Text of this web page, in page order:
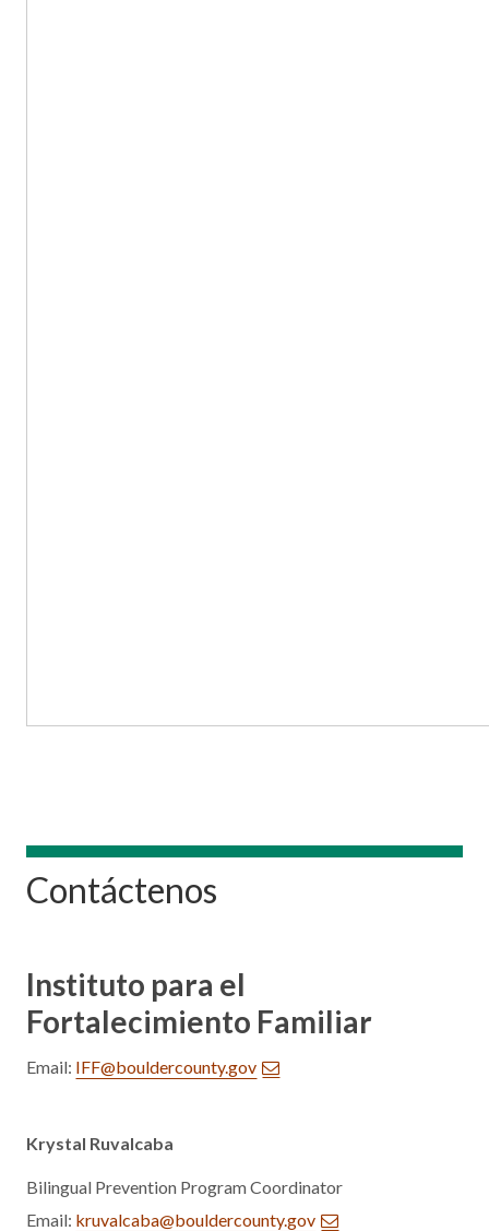
Contáctenos
Instituto para el
Fortalecimiento Familiar
Email: IFF@bouldercounty.gov
Krystal Ruvalcaba
Bilingual Prevention Program Coordinator
Email: kruvalcaba@bouldercounty.gov